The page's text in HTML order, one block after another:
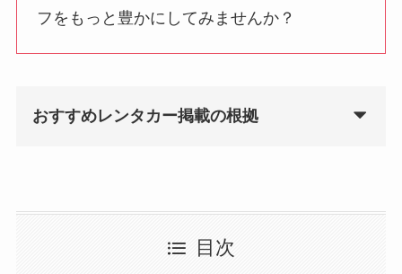
フをもっと豊かにしてみませんか？
おすすめレンタカー掲載の根拠
目次